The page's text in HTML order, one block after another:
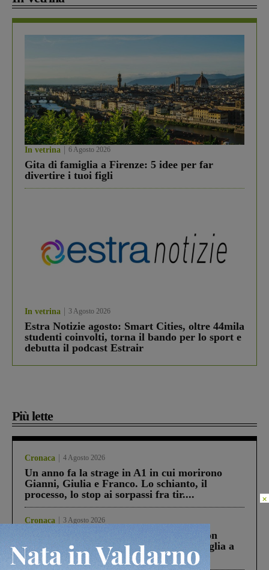
In vetrina 6 Agosto 2026
Gita di famiglia a Firenze: 5 idee per far
divertire i tuoi figli
In vetrina 3 Agosto 2026
Estra Notizie agosto: Smart Cities, oltre 44mila
studenti coinvolti, torna il bando per lo sport e
debutta il podcast Estrair
Più lette
Cronaca 4 Agosto 2026
Un anno fa la strage in A1 in cui morirono
Gianni, Giulia e Franco. Lo schianto, il
processo, lo stop ai sorpassi fra tir....
Cronaca 3 Agosto 2026
Scomparso da una struttura di Castiglion
Fiorentino l’uomo che aveva ucciso la figlia a
Levane nel 2020
×